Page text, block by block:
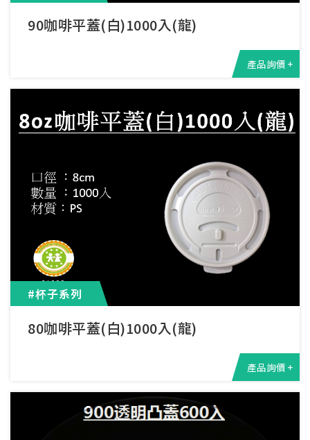
90咖啡平蓋(白)1000入(龍)
產品詢價 +
#杯子系列
80咖啡平蓋(白)1000入(龍)
產品詢價 +